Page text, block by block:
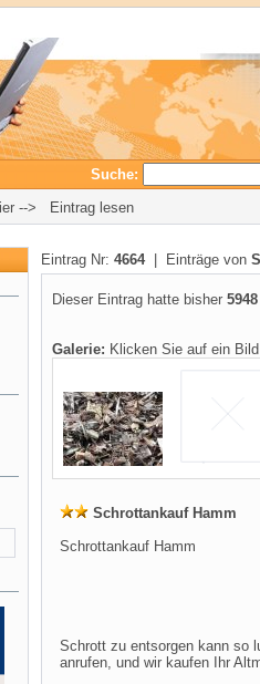
Suche:
--> Eintrag lesen
Eintrag Nr: 4664| Einträge von
Dieser Eintrag hatte bisher 5948
Galerie: Klicken Sie auf ein
Schrottankauf Hamm
Schrottankauf Hamm
Schrott zu entsorgen kann so
anrufen, und wir kaufen Ihr